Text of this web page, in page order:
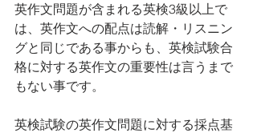
英作文問題が含まれる英検3級以上で
は、英作文への配点は読解・リスニン
グと同じである事からも、英検試験合
格に対する英作文の重要性は言うまで
もない事です。
英検試験の英作文問題に対する採点基